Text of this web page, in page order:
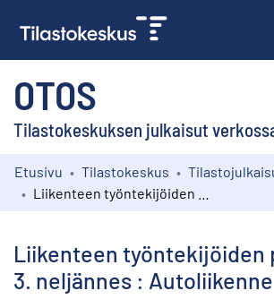
OTOS
Tilastokeskuksen julkaisut
Kokoelmat
Etusivu Tilastokeskus
Liikenteen työntekijöiden
3. neljännes : Autoliikenne